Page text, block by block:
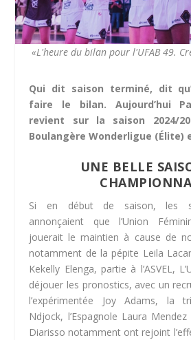
«L'heure du bilan pour l'UFAB 49.
Qui dit saison terminé, dit
faire le bilan. Aujourd’hui
revient sur la saison 2024/
Boulangère Wonderligue (Élite)
UNE BELLE
Si en début de saison, les
annonçaient que l’Union
jouerait le maintien à cause de
notamment de la pépite Leila
Kekelly Elenga, partie à l’ASVEL,
déjouer les pronostics, avec un
l’expérimentée Joy Adams, la
Ndjock, l’Espagnole Laura
Diarisso notamment ont rejoint